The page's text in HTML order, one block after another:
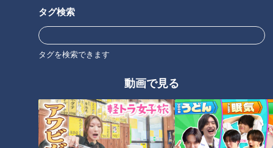
タグ検索
タグを検索できます
動画で見る
代表する商品は、朱肉（しゅにく）を使わずに何度でも押せる
印鑑。1968年に発売し、累計出荷本数は1億9000万本以上で
シヤチハタの原点はスタンプ台。創業者の一人・舟橋高次（た
かじ）さんは、元々名古屋で置き薬の営業をしていたのだと
か。薬袋に捺（なつ）印するために、ふたを開けていても乾か
ないスタンプ台を研究。「万年スタンプ台」は大ヒット商品に